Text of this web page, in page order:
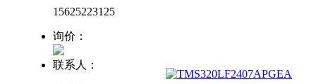
15625223125
询价：
联系人：